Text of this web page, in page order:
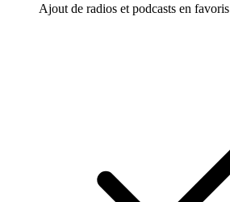
Ajout de radios et podcasts en favoris